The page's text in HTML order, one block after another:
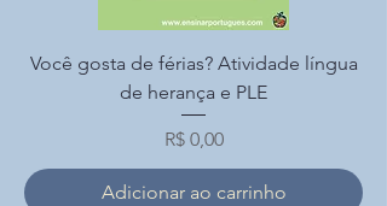
Você gosta de férias? Atividade língua
de herança e PLE
Preço
R$ 0,00
Adicionar ao carrinho